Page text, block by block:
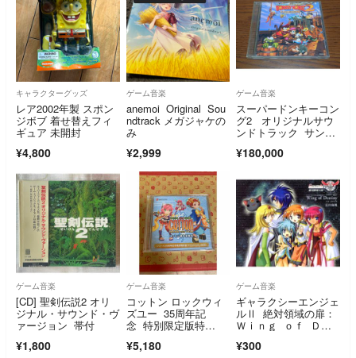
キャラクターグッズ
レア2002年製 スポン
ジボブ 着せ替えフィ
ギュア 未開封
¥4,800
ゲーム音楽
anemoi Original Sou
ndtrack メガジャケの
み
¥2,999
ゲーム音楽
スーパードンキーコン
グ2 オリジナルサウ
ンドトラック サント
¥180,000
ゲーム音楽
[CD] 聖剣伝説2 オリ
ジナル・サウンド・ヴ
ァージョン 帯付
¥1,800
ゲーム音楽
コットン ロックウィ
ズユー 35周年記
念 特別限定版特
CD
¥5,180
ゲーム音楽
ギャラクシーエンジェ
ルⅡ 絶対領域の扉：
Ｗｉｎｇ ｏｆ Ｄｅ
色
¥300